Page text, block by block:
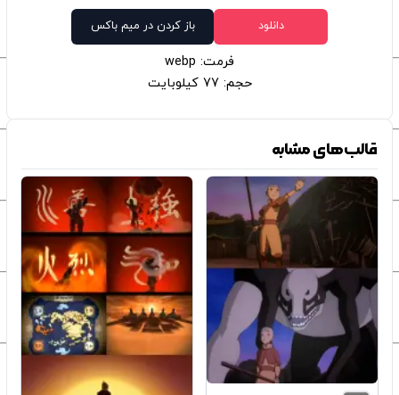
دانلود باز کردن در میم باکس
فرمت: webp
حجم: 77 کیلوبایت
قالب‌های مشابه